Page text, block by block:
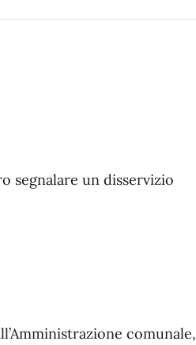
segnalare un disservizio
comunale,